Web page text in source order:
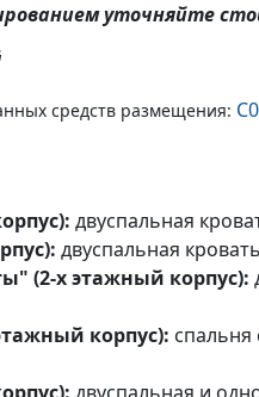
уточняйте
средств размещения:
двуспальная
двуспальная
(2-х этажный корпус):
корпус): спальня